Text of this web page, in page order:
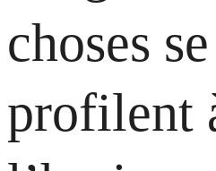
choses se
profilent